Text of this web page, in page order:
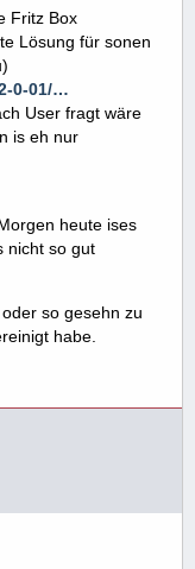
Fritz Box
Lösung für sonen
0-01/…
User fragt wäre
is eh nur
heute ises
nicht so gut
so gesehn zu
habe.